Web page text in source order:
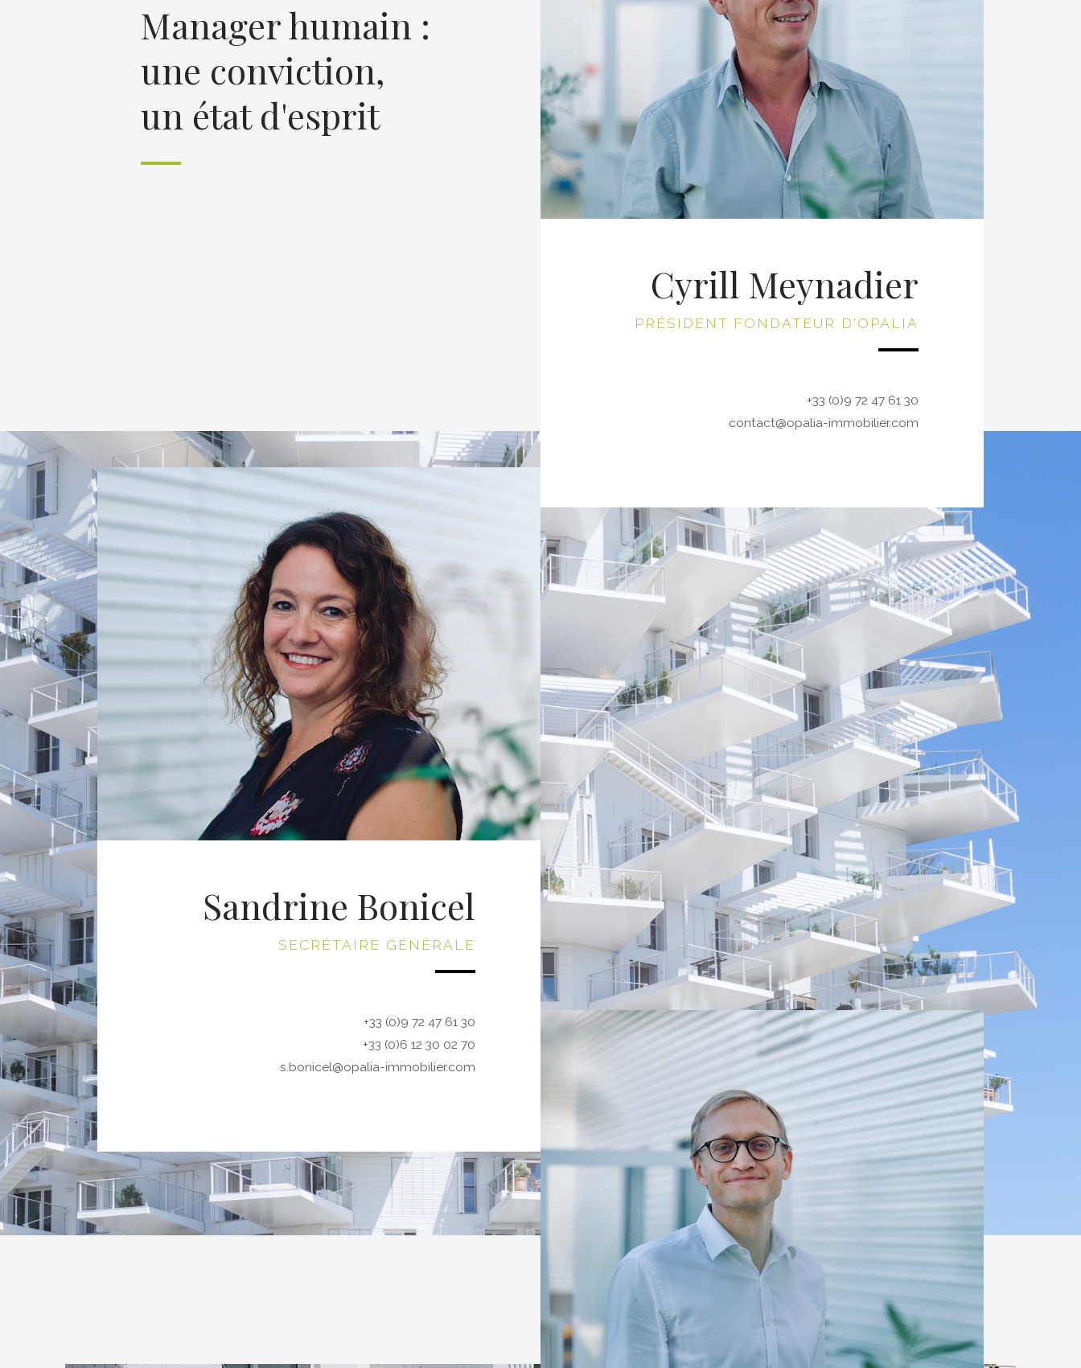
Manager humain :
une conviction,
un état d'esprit
Cyrill Meynadier
PRÉSIDENT FONDATEUR D'OPALIA
+33 (0)9 72 47 61 30
contact@opalia-immobilier.com
Sandrine Bonicel
SECRÉTAIRE GÉNÉRALE
+33 (0)9 72 47 61 30
+33 (0)6 12 30 02 70
s.bonicel@opalia-immobilier.com